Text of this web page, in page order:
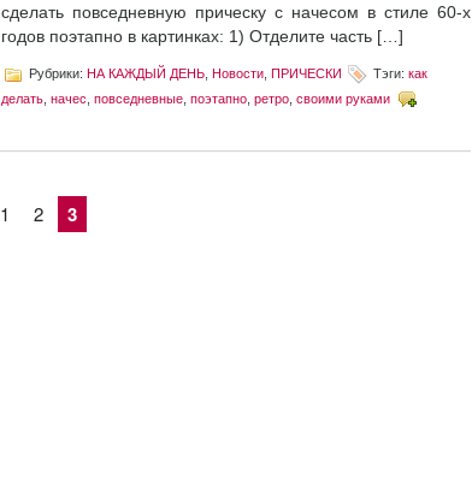
сделать повседневную прическу с начесом в стиле 60-х
годов поэтапно в картинках: 1) Отделите часть […]
Рубрики: НА КАЖДЫЙ ДЕНЬ Новости ПРИЧЕСКИ Тэги: как
делать начес повседневные поэтапно ретро своими руками
1 2 3